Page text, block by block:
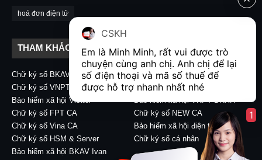
hoá đơn điện tử
THAM KHẢO LIÊN KẾT
Chữ ký số BKAV CA
Chữ ký số VIETTEL CA
Chữ ký số VNPT CA
Chữ ký số CA2 - Nacencomm
Bảo hiểm xã hội Viettel
Bảo hiểm xã hội VNPT BHXH
Chữ ký số FPT CA
Chữ ký số NEW CA
Chữ ký số Vina CA
Bảo hiểm xã hội điện tử
Chữ ký số HSM & Server
Chữ ký số cá nhân
Bảo hiểm xã hội BKAV Ivan
CSKH
Em là Minh Minh, rất vui được trò
chuyện cùng anh chị. Anh chị để lại
số điện thoại và mã số thuế để
được hỗ trợ nhanh nhất nhé
1